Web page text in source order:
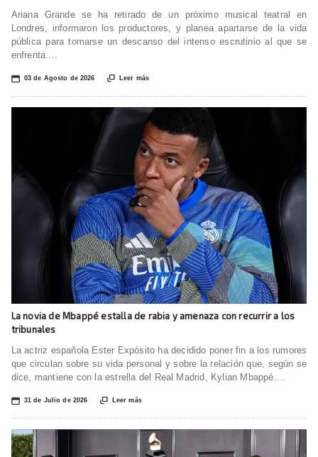
Ariana Grande se ha retirado de un próximo musical teatral en
Londres, informaron los productores, y planea apartarse de la vida
pública para tomarse un descanso del intenso escrutinio al que se
enfrenta....
📅 03 de Agosto de 2026  Leer más
La novia de Mbappé estalla de rabia y amenaza con recurrir a los
tribunales
La actriz española Ester Expósito ha decidido poner fin a los rumores
que circulan sobre su vida personal y sobre la relación que, según se
dice, mantiene con la estrella del Real Madrid, Kylian Mbappé....
📅 31 de Julio de 2026  Leer más